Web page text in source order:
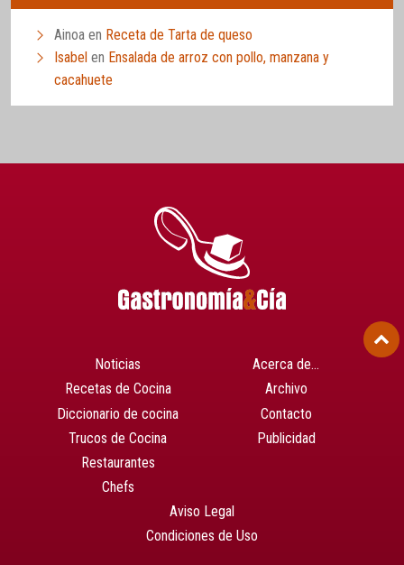
Ainoa en Receta de Tarta de queso
Isabel en Ensalada de arroz con pollo, manzana y
cacahuete
Noticias
Recetas de Cocina
Diccionario de cocina
Trucos de Cocina
Restaurantes
Chefs
Acerca de…
Archivo
Contacto
Publicidad
Aviso Legal
Condiciones de Uso